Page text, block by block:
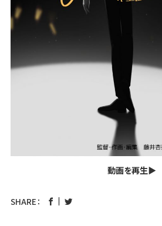
動画を再生▶︎
SHARE：